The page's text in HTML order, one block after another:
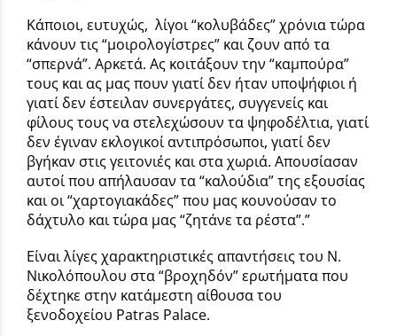
Κάποιοι, ευτυχώς, λίγοι “κολυβάδες” χρόνια τώρα
κάνουν τις “μοιρολογίστρες” και ζουν από τα
“σπερνά”. Αρκετά. Ας κοιτάξουν την “καμπούρα”
τους και ας μας πουν γιατί δεν ήταν υποψήφιοι ή
γιατί δεν έστειλαν συνεργάτες, συγγενείς και
φίλους τους να στελεχώσουν τα ψηφοδέλτια, γιατί
δεν έγιναν εκλογικοί αντιπρόσωποι, γιατί δεν
βγήκαν στις γειτονιές και στα χωριά. Απουσίασαν
αυτοί που απήλαυσαν τα “καλούδια” της εξουσίας
και οι “χαρτογιακάδες” που μας κουνούσαν το
δάχτυλο και τώρα μας “ζητάνε τα ρέστα”.”
Είναι λίγες χαρακτηριστικές απαντήσεις του Ν.
Νικολόπουλου στα “βροχηδόν” ερωτήματα που
δέχτηκε στην κατάμεστη αίθουσα του
ξενοδοχείου Patras Palace.